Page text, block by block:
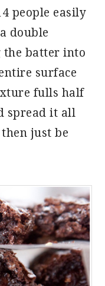
people easily
double
batter into
surface
fulls half
spread it all
just be